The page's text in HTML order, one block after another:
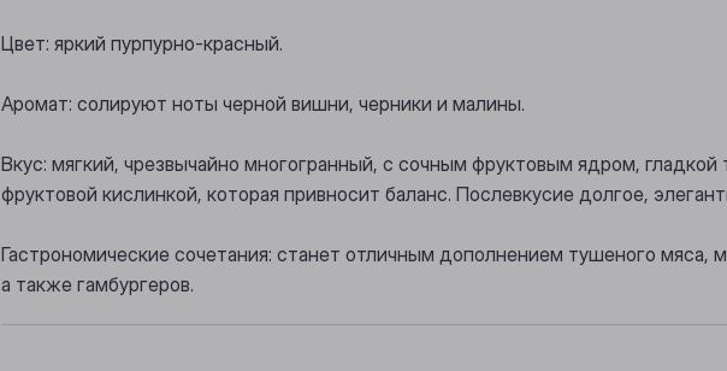
Цвет: яркий пурпурно-красный.
Аромат: солируют ноты черной вишни, черники и малины.
Вкус: мягкий, чрезвычайно многогранный, с сочным фруктовым ядром,
фруктовой кислинкой, которая привносит баланс. Послевкусие долгое,
Гастрономические сочетания: станет отличным дополнением тушеного мяса,
а также гамбургеров.